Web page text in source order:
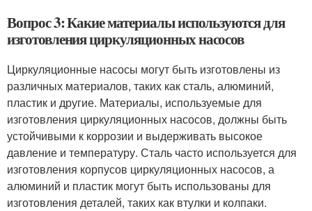
Вопрос 3: Какие материалы используются для
изготовления циркуляционных насосов
Циркуляционные насосы могут быть изготовлены из
различных материалов, таких как сталь, алюминий,
пластик и другие. Материалы, используемые для
изготовления циркуляционных насосов, должны быть
устойчивыми к коррозии и выдерживать высокое
давление и температуру. Сталь часто используется для
изготовления корпусов циркуляционных насосов, а
алюминий и пластик могут быть использованы для
изготовления деталей, таких как втулки и колпаки.